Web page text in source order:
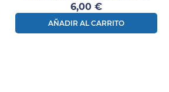
Precio
6,00 €
AÑADIR AL CARRITO